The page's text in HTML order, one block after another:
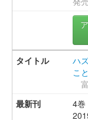
ハ
こ
4巻